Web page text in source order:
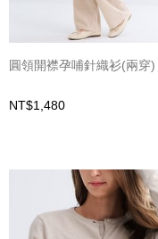
圓領開襟孕哺針織衫(兩穿)
NT$1,480